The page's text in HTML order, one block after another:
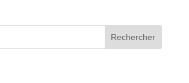
Rechercher